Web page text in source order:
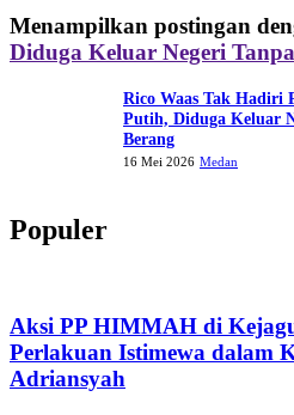
Menampilkan postingan
Diduga Keluar Negeri
Rico Waas Tak Hadiri
Putih, Diduga Keluar
Berang
16 Mei 2026 Medan
Populer
Aksi PP HIMMAH di
Perlakuan Istimewa dalam
Adriansyah